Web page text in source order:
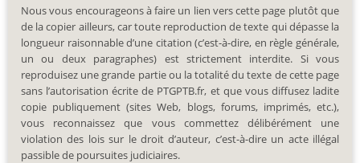
Nous vous encourageons à faire un lien vers cette page plutôt que
de la copier ailleurs, car toute reproduction de texte qui dépasse la
longueur raisonnable d’une citation (c’est-à-dire, en règle générale,
un ou deux paragraphes) est strictement interdite. Si vous
reproduisez une grande partie ou la totalité du texte de cette page
sans l’autorisation écrite de PTGPTB.fr, et que vous diffusez ladite
copie publiquement (sites Web, blogs, forums, imprimés, etc.),
vous reconnaissez que vous commettez délibérément une
violation des lois sur le droit d’auteur, c’est-à-dire un acte illégal
passible de poursuites judiciaires.